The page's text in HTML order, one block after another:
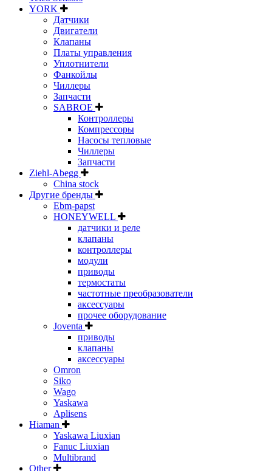
YORK
Датчики
Двигатели
Клапаны
Платы управления
Уплотнители
Фанкойлы
Чиллеры
Запчасти
SABROE
Контроллеры
Компрессоры
Насосы тепловые
Чиллеры
Запчасти
Ziehl-Abegg
China stock
Другие бренды
Ebm-papst
HONEYWELL
датчики и реле
клапаны
контроллеры
модули
приводы
термостаты
частотные преобразователи
аксессуары
прочее оборудование
Joventa
приводы
клапаны
аксессуары
Omron
Siko
Wago
Yaskawa
Aplisens
Hiaman
Yaskawa Liuxian
Fanuc Liuxian
Multibrand
Other